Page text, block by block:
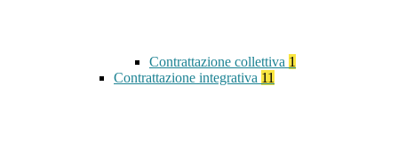
Contrattazione collettiva 1
Contrattazione integrativa 11